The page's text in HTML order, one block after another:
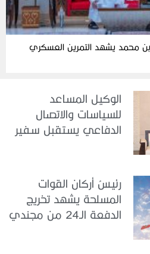
محمد يشهد التمرين العسكري
الوكيل المساعد
للسياسات والاتصال
الدفاعي يستقبل سفير
رئيسُ أركان القوات
المسلحة يشهد تخريج
الدفعة الـ24 من مجندي